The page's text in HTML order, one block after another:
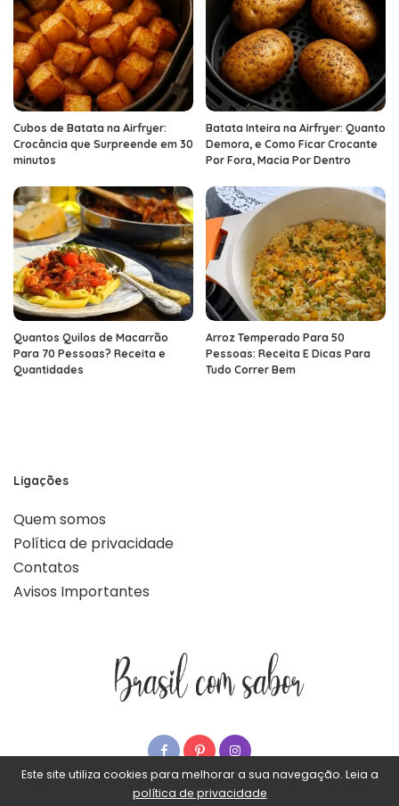
Cubos de Batata na Airfryer:
Crocância que Surpreende em 30
minutos
Batata Inteira na Airfryer: Quanto
Demora, e Como Ficar Crocante
Por Fora, Macia Por Dentro
Quantos Quilos de Macarrão
Para 70 Pessoas? Receita e
Quantidades
Arroz Temperado Para 50
Pessoas: Receita E Dicas Para
Tudo Correr Bem
Ligações
Quem somos
Política de privacidade
Contatos
Avisos Importantes
Este site utiliza cookies para melhorar a sua navegação. Leia a
política de privacidade